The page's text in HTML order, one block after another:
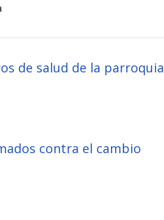
de salud de la parroquia
contra el cambio